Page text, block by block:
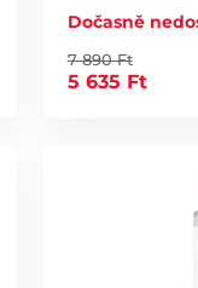
Dočasně
7 890 Ft
5 635 Ft